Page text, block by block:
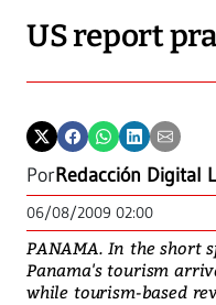
US report
PorRedacción Digital
06/08/2009 02:00
PANAMA. In the short
Panama's tourism
while tourism-based